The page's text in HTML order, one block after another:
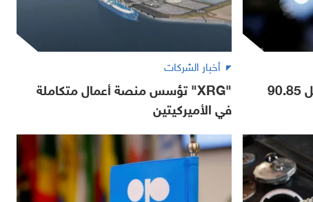
النفط يقفز 3% وبرنت يسجل 90.85
أخبار الشركات
"XRG" تؤسس منصة أعمال متكاملة
في الأميركيتين